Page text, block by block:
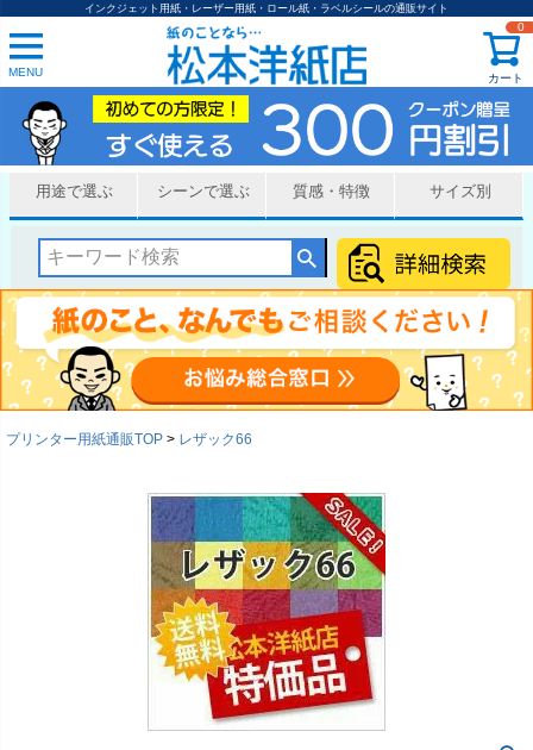
インクジェット用紙・レーザー用紙・ロール紙・ラベルシールの通販サイト
MENU カート
0
用途で選ぶ シーンで選ぶ 質感・特徴 サイズ別
プリンター用紙通販TOP レザック66